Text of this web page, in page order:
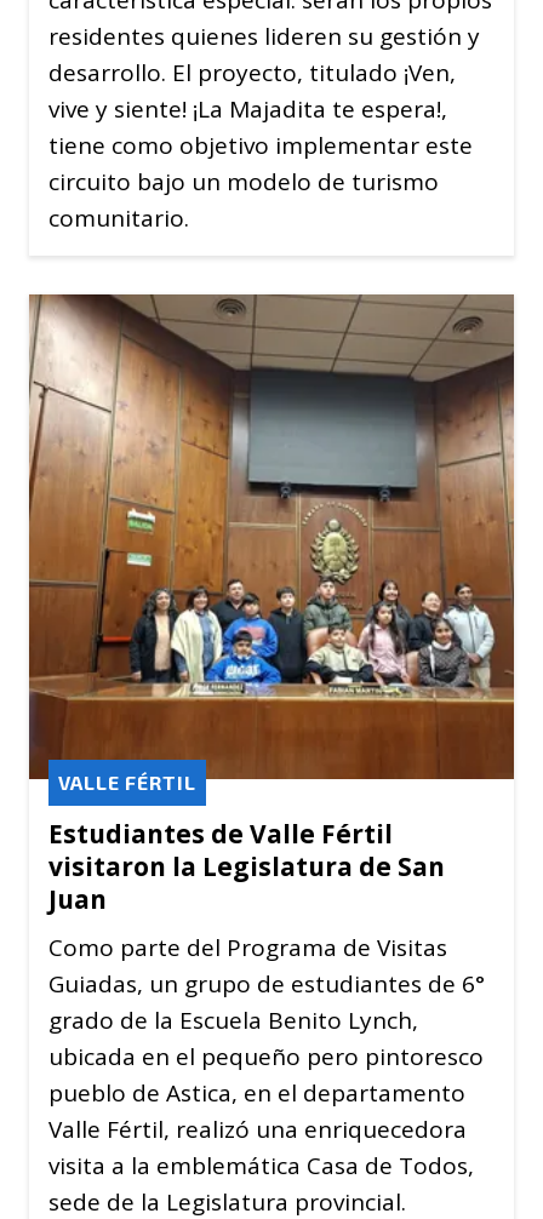
residentes quienes lideren su gestión y
desarrollo. El proyecto, titulado ¡Ven,
vive y siente! ¡La Majadita te espera!,
tiene como objetivo implementar este
circuito bajo un modelo de turismo
comunitario.
Estudiantes de Valle Fértil
visitaron la Legislatura de San
Juan
VALLE FÉRTIL
Como parte del Programa de Visitas
Guiadas, un grupo de estudiantes de 6°
grado de la Escuela Benito Lynch,
ubicada en el pequeño pero pintoresco
pueblo de Astica, en el departamento
Valle Fértil, realizó una enriquecedora
visita a la emblemática Casa de Todos,
sede de la Legislatura provincial.